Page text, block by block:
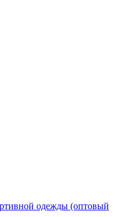
одежды (оптовый